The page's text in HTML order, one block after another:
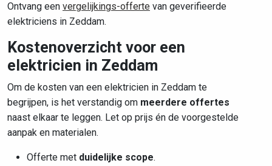
Ontvang een vergelijkings-offerte van geverifieerde
elektriciens in Zeddam.
Kostenoverzicht voor een
elektricien in Zeddam
Om de kosten van een elektricien in Zeddam te
begrijpen, is het verstandig om meerdere offertes
naast elkaar te leggen. Let op prijs én de voorgestelde
aanpak en materialen.
Offerte met duidelijke scope.